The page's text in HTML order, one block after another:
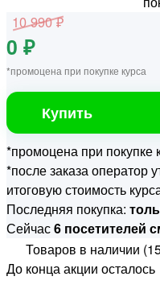
10 990 ₽
0 ₽
*промоцена при покупке курса
Купить
*промоцена при покупке
*после заказа оператор
итоговую стоимость
Последняя покупка:
Сейчас6 посетителей
Товаров в наличии
До конца акции осталось